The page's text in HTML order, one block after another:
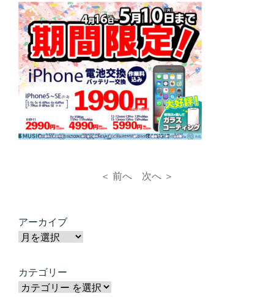
＜ 前へ 次へ ＞
アーカイブ
カテゴリー